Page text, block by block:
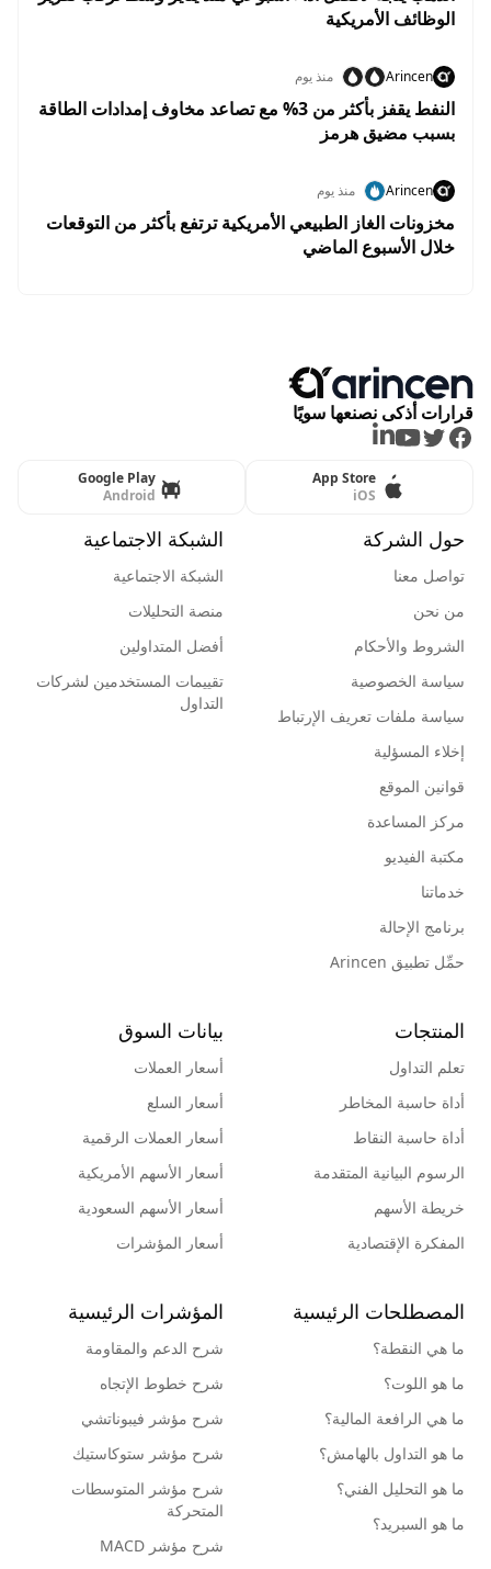
الوظائف الأمريكية
Arincen منذ يوم
النفط يقفز بأكثر من 3% مع تصاعد مخاوف إمدادات الطاقة
بسبب مضيق هرمز
Arincen منذ يوم
مخزونات الغاز الطبيعي الأمريكية ترتفع بأكثر من التوقعات
خلال الأسبوع الماضي
قرارات أذكى نصنعها سويًا
Facebook
Twitter
Youtube
LinkedIn
App Store
iOS
Google Play
Android
حول الشركة
تواصل معنا
من نحن
الشروط والأحكام
سياسة الخصوصية
سياسة ملفات تعريف الإرتباط
إخلاء المسؤلية
قوانين الموقع
مركز المساعدة
مكتبة الفيديو
خدماتنا
برنامج الإحالة
حمِّل تطبيق Arincen
الشبكة الاجتماعية
الشبكة الاجتماعية
منصة التحليلات
أفضل المتداولين
تقييمات المستخدمين لشركات
التداول
المنتجات
تعلم التداول
أداة حاسبة المخاطر
أداة حاسبة النقاط
الرسوم البيانية المتقدمة
خريطة الأسهم
المفكرة الإقتصادية
بيانات السوق
أسعار العملات
أسعار السلع
أسعار العملات الرقمية
أسعار الأسهم الأمريكية
أسعار الأسهم السعودية
أسعار المؤشرات
المصطلحات الرئيسية
ما هي النقطة؟
ما هو اللوت؟
ما هي الرافعة المالية؟
ما هو التداول بالهامش؟
ما هو التحليل الفني؟
ما هو السبريد؟
المؤشرات الرئيسية
شرح الدعم والمقاومة
شرح خطوط الإتجاه
شرح مؤشر فيبوناتشي
شرح مؤشر ستوكاستيك
شرح مؤشر المتوسطات
المتحركة
شرح مؤشر MACD